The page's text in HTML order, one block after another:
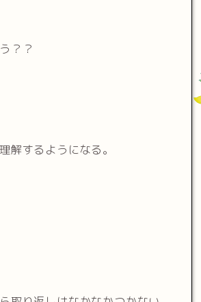
？？
解するようになる。